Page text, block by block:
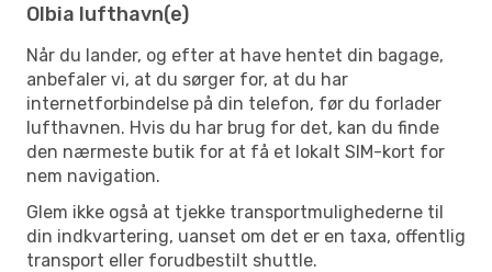
Olbia lufthavn(e)
Når du lander, og efter at have hentet din bagage,
anbefaler vi, at du sørger for, at du har
internetforbindelse på din telefon, før du forlader
lufthavnen. Hvis du har brug for det, kan du finde
den nærmeste butik for at få et lokalt SIM-kort for
nem navigation.
Glem ikke også at tjekke transportmulighederne til
din indkvartering, uanset om det er en taxa, offentlig
transport eller forudbestilt shuttle.